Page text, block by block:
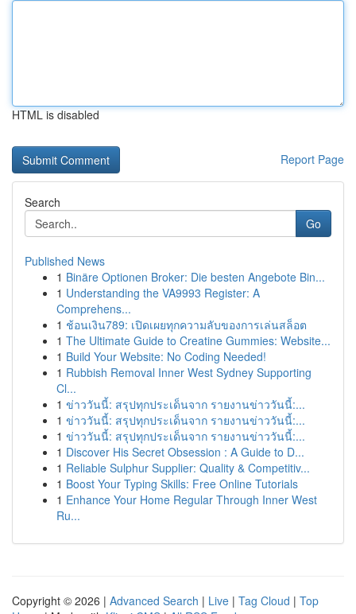
HTML is disabled
Report Page
Search
Go
Published News
1 Binäre Optionen Broker: Die besten Angebote Bin...
1 Understanding the VA9993 Register: A
Comprehens...
1 ช้อนเงิน789: เปิดเผยทุกความลับของการเล่นสล็อต
1 The Ultimate Guide to Creatine Gummies: Website...
1 Build Your Website: No Coding Needed!
1 Rubbish Removal Inner West Sydney Supporting
Cl...
1 ข่าววันนี้: สรุปทุกประเด็นจาก รายงานข่าววันนี้:...
1 ข่าววันนี้: สรุปทุกประเด็นจาก รายงานข่าววันนี้:...
1 ข่าววันนี้: สรุปทุกประเด็นจาก รายงานข่าววันนี้:...
1 Discover His Secret Obsession : A Guide to D...
1 Reliable Sulphur Supplier: Quality & Competitiv...
1 Boost Your Typing Skills: Free Online Tutorials
1 Enhance Your Home Regular Through Inner West
Ru...
Copyright © 2026 | Advanced Search | Live | Tag Cloud | Top